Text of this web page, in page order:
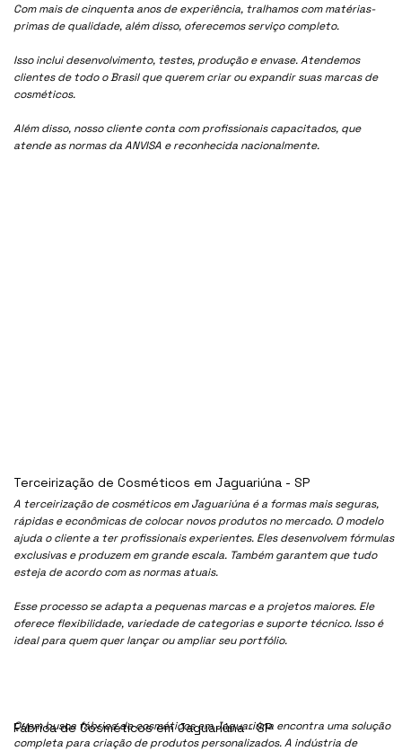
Com mais de cinquenta anos de experiência, tralhamos com matérias-
primas de qualidade, além disso, oferecemos serviço completo.
Isso inclui desenvolvimento, testes, produção e envase. Atendemos
clientes de todo o Brasil que querem criar ou expandir suas marcas de
cosméticos.
Além disso, nosso cliente conta com profissionais capacitados, que
atende as normas da ANVISA e reconhecida nacionalmente.
A terceirização de cosméticos em Jaguariúna é a formas mais seguras,
rápidas e econômicas de colocar novos produtos no mercado. O modelo
ajuda o cliente a ter profissionais experientes. Eles desenvolvem fórmulas
exclusivas e produzem em grande escala. Também garantem que tudo
esteja de acordo com as normas atuais.
Esse processo se adapta a pequenas marcas e a projetos maiores. Ele
oferece flexibilidade, variedade de categorias e suporte técnico. Isso é
ideal para quem quer lançar ou ampliar seu portfólio.
Quem busca fábrica de cosméticos em Jaguariúna encontra uma solução
completa para criação de produtos personalizados. A indústria de
Fábrica de Cosméticos em Jaguariúna - SP
Terceirização de Cosméticos em Jaguariúna - SP